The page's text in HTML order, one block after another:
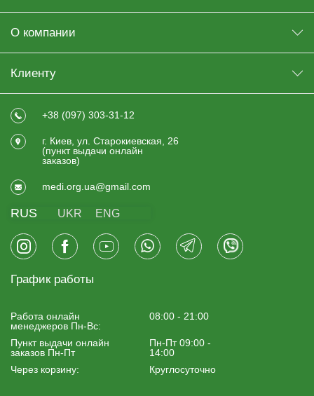
О компании
Клиенту
+38 (097) 303-31-12
г. Киев, ул. Старокиевская, 26
(пункт выдачи онлайн
заказов)
medi.org.ua@gmail.com
RUS UKR ENG
График работы
Работа онлайн
менеджеров Пн-Вс:
08:00 - 21:00
Пункт выдачи онлайн
заказов Пн-Пт
Пн-Пт 09:00 -
14:00
Через корзину:
Круглосуточно